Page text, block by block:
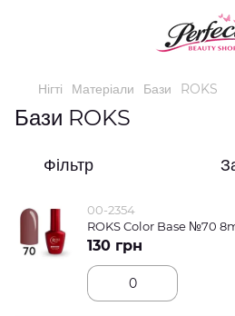
Нігті Матеріали Бази ROKS
Бази ROKS
Фільтр
00-2354
ROKS Color Base №70
130 грн